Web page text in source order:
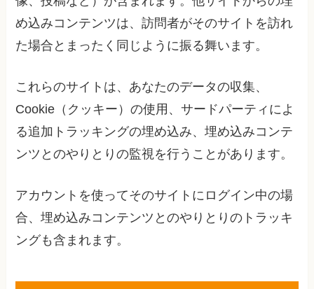
め込みコンテンツは、訪問者がそのサイトを訪れ
た場合とまったく同じように振る舞います。
これらのサイトは、あなたのデータの収集、
Cookie（クッキー）の使用、サードパーティによ
る追加トラッキングの埋め込み、埋め込みコンテ
ンツとのやりとりの監視を行うことがあります。
アカウントを使ってそのサイトにログイン中の場
合、埋め込みコンテンツとのやりとりのトラッキ
ングも含まれます。